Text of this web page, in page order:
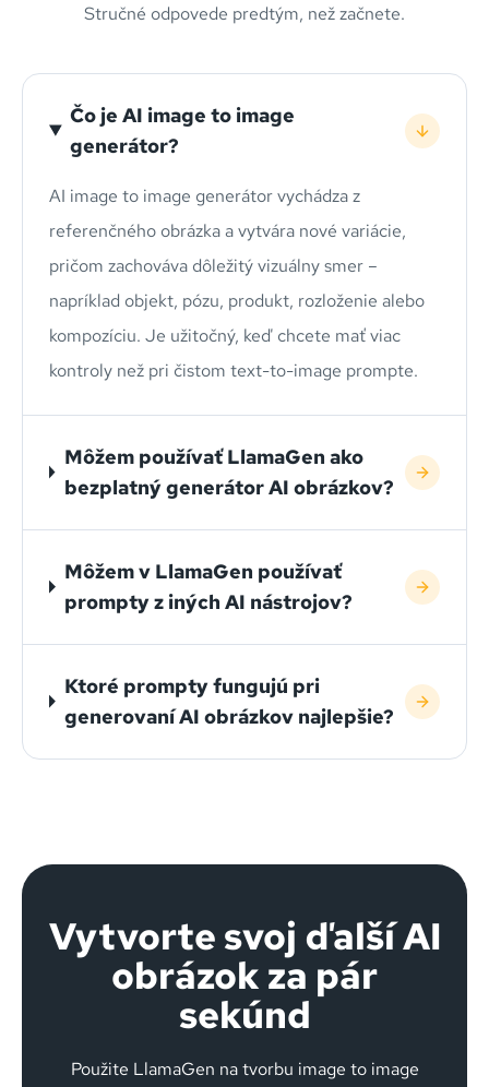
Stručné odpovede predtým, než začnete.
Čo je AI image to image
generátor?
AI image to image generátor vychádza z
referenčného obrázka a vytvára nové variácie,
pričom zachováva dôležitý vizuálny smer –
napríklad objekt, pózu, produkt, rozloženie alebo
kompozíciu. Je užitočný, keď chcete mať viac
kontroly než pri čistom text-to-image prompte.
Môžem používať LlamaGen ako
bezplatný generátor AI obrázkov?
Môžem v LlamaGen používať
prompty z iných AI nástrojov?
Ktoré prompty fungujú pri
generovaní AI obrázkov najlepšie?
Vytvorte svoj ďalší AI
obrázok za pár
sekúnd
Použite LlamaGen na tvorbu image to image